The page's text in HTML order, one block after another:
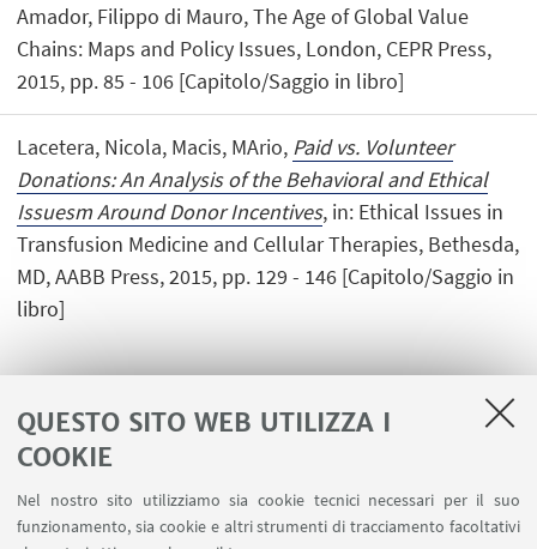
QUESTO SITO WEB UTILIZZA I
COOKIE
Nel nostro sito utilizziamo sia cookie tecnici necessari per il suo
funzionamento, sia cookie e altri strumenti di tracciamento facoltativi
Amador, Filippo di Mauro, The Age of Global Value
Chains: Maps and Policy Issues, London, CEPR Press,
2015, pp. 85 - 106 [Capitolo/Saggio in libro]
Lacetera, Nicola, Macis, MArio, Paid vs. Volunteer
Donations: An Analysis of the Behavioral and Ethical
Issuesm Around Donor Incentives, in: Ethical Issues in
Transfusion Medicine and Cellular Therapies, Bethesda,
MD, AABB Press, 2015, pp. 129 - 146 [Capitolo/Saggio in
libro]
Contatti